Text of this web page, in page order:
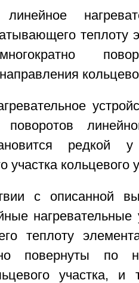
теплоту
редкой
участка кольцевого
с описанной
нагревательные
теплоту
повернуты по
участка, и